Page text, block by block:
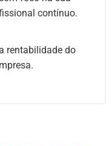
contínuo.
rentabilidade do